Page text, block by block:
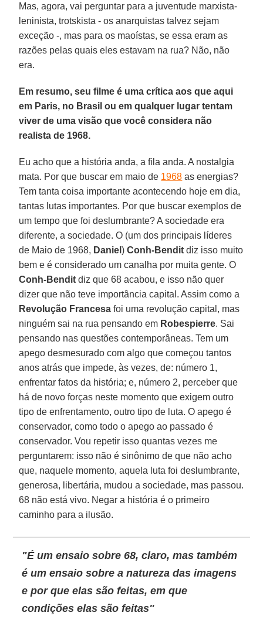
Mas, agora, vai perguntar para a juventude marxista-
leninista, trotskista - os anarquistas talvez sejam
exceção -, mas para os maoístas, se essa eram as
razões pelas quais eles estavam na rua? Não, não
era.
Em resumo, seu filme é uma crítica aos que aqui
em Paris, no Brasil ou em qualquer lugar tentam
viver de uma visão que você considera não
realista de 1968.
Eu acho que a história anda, a fila anda. A nostalgia
mata. Por que buscar em maio de 1968 as energias?
Tem tanta coisa importante acontecendo hoje em dia,
tantas lutas importantes. Por que buscar exemplos de
um tempo que foi deslumbrante? A sociedade era
diferente, a sociedade. O (um dos principais líderes
de Maio de 1968, Daniel)Conh-Bendit diz isso muito
bem e é considerado um canalha por muita gente. O
Conh-Bendit diz que 68 acabou, e isso não quer
dizer que não teve importância capital. Assim como a
Revolução Francesa foi uma revolução capital, mas
ninguém sai na rua pensando em Robespierre. Sai
pensando nas questões contemporâneas. Tem um
apego desmesurado com algo que começou tantos
anos atrás que impede, às vezes, de: número 1,
enfrentar fatos da história; e, número 2, perceber que
há de novo forças neste momento que exigem outro
tipo de enfrentamento, outro tipo de luta. O apego é
conservador, como todo o apego ao passado é
conservador. Vou repetir isso quantas vezes me
perguntarem: isso não é sinônimo de que não acho
que, naquele momento, aquela luta foi deslumbrante,
generosa, libertária, mudou a sociedade, mas passou.
68 não está vivo. Negar a história é o primeiro
caminho para a ilusão.
"É um ensaio sobre 68, claro, mas também
é um ensaio sobre a natureza das imagens
e por que elas são feitas, em que
condições elas são feitas"